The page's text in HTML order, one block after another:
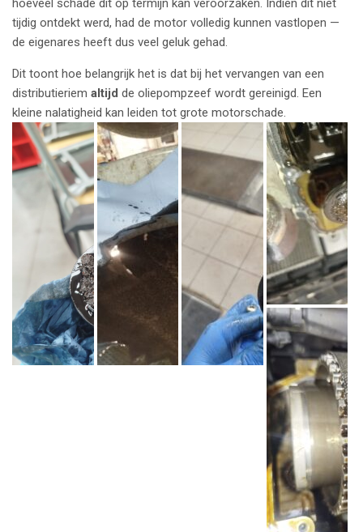
hoeveel schade dit op termijn kan veroorzaken. Indien dit niet
tijdig ontdekt werd, had de motor volledig kunnen vastlopen —
de eigenares heeft dus veel geluk gehad.
Dit toont hoe belangrijk het is dat bij het vervangen van een
distributieriem altijd de oliepompzeef wordt gereinigd. Een
kleine nalatigheid kan leiden tot grote motorschade.